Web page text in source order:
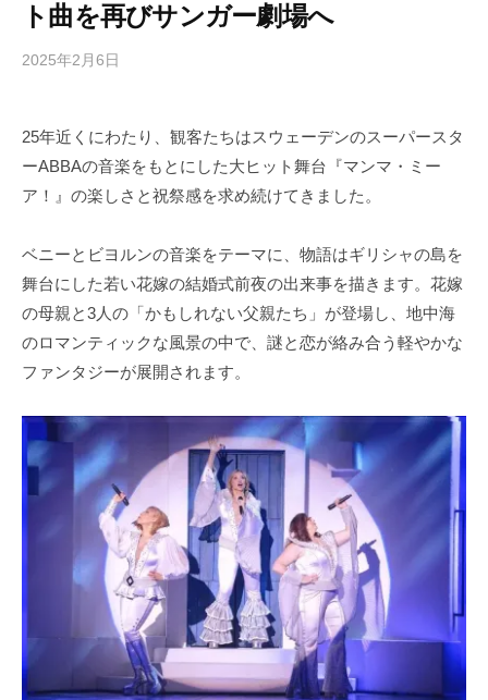
ト曲を再びサンガー劇場へ
2025年2月6日
i
g
a
y
a
m
a
の
コ
メ
25年近くにわたり、観客たちはスウェーデンのスーパースタ
ーABBAの音楽をもとにした大ヒット舞台『マンマ・ミー
ア！』の楽しさと祝祭感を求め続けてきました。
ベニーとビヨルンの音楽をテーマに、物語はギリシャの島を
舞台にした若い花嫁の結婚式前夜の出来事を描きます。花嫁
の母親と3人の「かもしれない父親たち」が登場し、地中海
のロマンティックな風景の中で、謎と恋が絡み合う軽やかな
ファンタジーが展開されます。